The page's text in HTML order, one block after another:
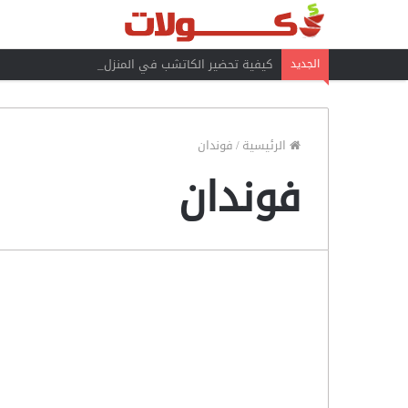
الجديد كيفية تحضير الكاتشب في المنزل
الرئيسية/فوندان
فوندان